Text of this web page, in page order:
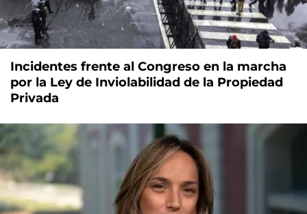
Incidentes frente al Congreso en la marcha
por la Ley de Inviolabilidad de la Propiedad
Privada